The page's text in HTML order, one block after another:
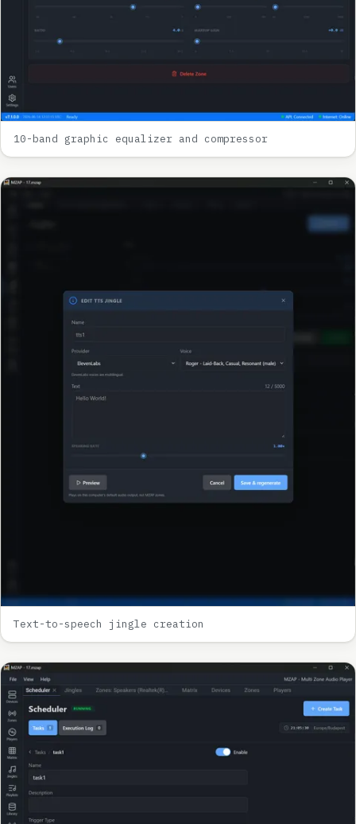
10-band graphic equalizer and compressor
Text-to-speech jingle creation